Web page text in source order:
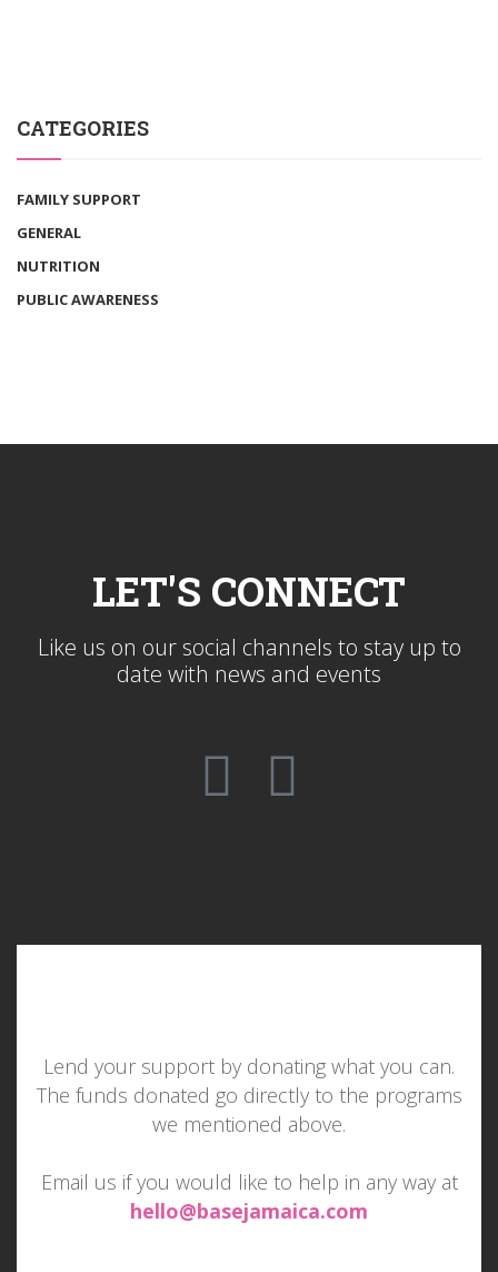
CATEGORIES
FAMILY SUPPORT
GENERAL
NUTRITION
PUBLIC AWARENESS
LET'S CONNECT
Like us on our social channels to stay up to
date with news and events
Lend your support by donating what you can.
The funds donated go directly to the programs
we mentioned above.
Email us if you would like to help in any way at
hello@basejamaica.com